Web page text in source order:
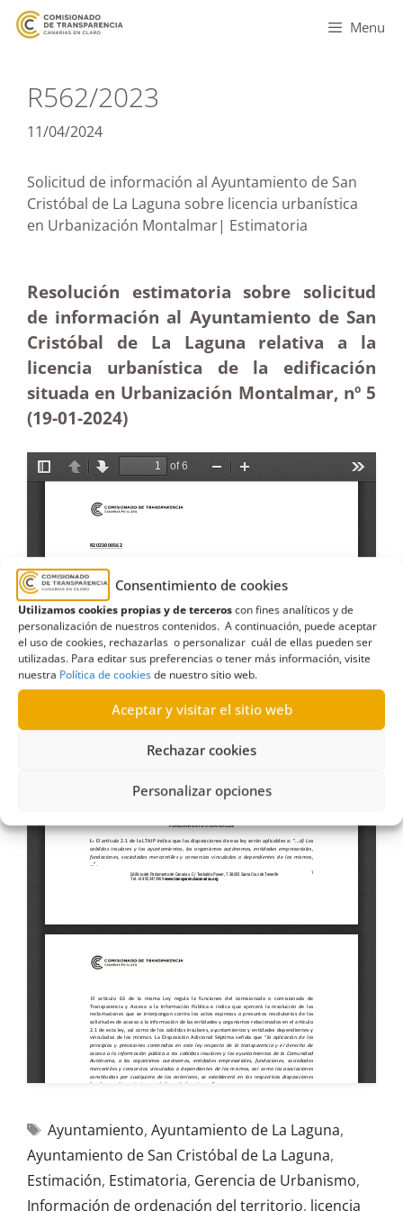
Consentimiento de cookies
Utilizamos cookies propias y de terceroscon fines analíticos y de
personalización de nuestros contenidos. A continuación, puede aceptar
el uso de cookies, rechazarlas o personalizar cuál de ellas pueden ser
utilizadas. Para editar sus preferencias o tener más información, visite
nuestra Política de cookiesde nuestro sitio web.
Aceptar y visitar el sitio web
Rechazar cookies
Personalizar opciones
Menu
R562/2023
11/04/2024
Solicitud de información al Ayuntamiento de San
Cristóbal de La Laguna sobre licencia urbanística
en Urbanización Montalmar| Estimatoria
Resolución estimatoria sobre solicitud
de información al Ayuntamiento de San
Cristóbal de La Laguna relativa a la
licencia urbanística de la edificación
situada en Urbanización Montalmar, nº 5
(19-01-2024)
Ayuntamiento, Ayuntamiento de La Laguna,
Ayuntamiento de San Cristóbal de La Laguna,
Estimación, Estimatoria, Gerencia de Urbanismo,
Información de ordenación del territorio, licencia